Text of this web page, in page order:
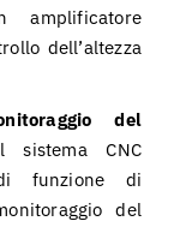
amplificatore
dell’altezza
del
CNC
funzione di
del